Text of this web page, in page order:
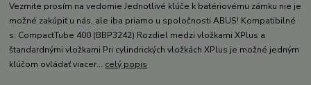
Vezmite prosím na vedomie Jednotlivé kľúče k batériovému zámku nie je
možné zakúpiť u nás, ale iba priamo u spoločnosti ABUS! Kompatibilné
s: CompactTube 400 (BBP3242) Rozdiel medzi vložkami XPlus a
štandardnými vložkami Pri cylindrických vložkách XPlus je možné jedným
kľúčom ovládať viacer... celý popis